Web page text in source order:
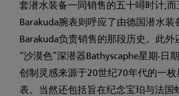
套潜水装备一同销售的五十噚时计;而
Barakuda腕表则呼应了由德国潜水装
Barakuda负责销售的那段历史。此外
“沙漠色”深潜器Bathyscaphe星期-日
创制灵感来源于20世纪70年代的一
表。当然还包括旨在纪念宝珀与法国